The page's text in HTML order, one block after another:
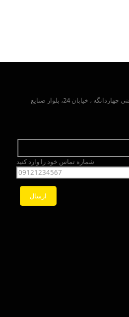
تهران، اسلامشهر،شهرک صنعتی چهاردانگه ، خیابان 24، بلوار صنایع
شماره تماس خود را وارد کنید